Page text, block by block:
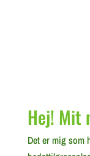
Hej! Mit
Det er mig som